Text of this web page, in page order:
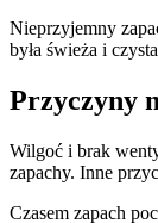
Nieprzyjemny
była świeża i
Przyczyny
Wilgoć i brak
zapachy. Inne
Czasem zapach